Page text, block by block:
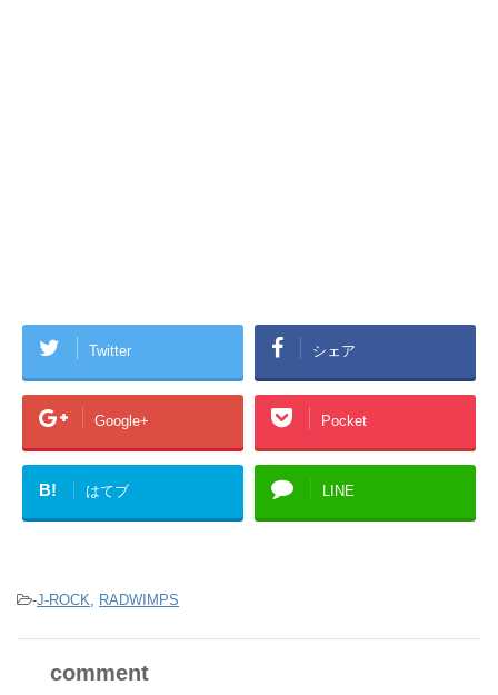
Twitter シェア
Google+ Pocket
B! はてブ LINE
-J-ROCK RADWIMPS
comment